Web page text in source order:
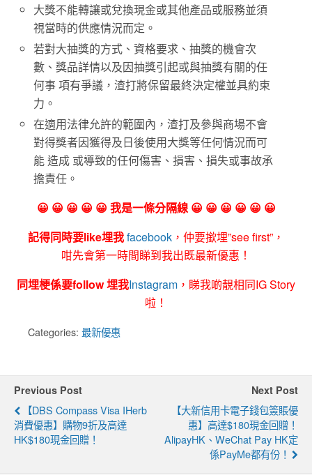
大獎不能轉讓或兌換現金或其他產品或服務並須
視當時的供應情況而定。
若對大抽獎的方式、資格要求、抽獎的機會次
數、獎品詳情以及因抽獎引起或與抽獎有關的任
何事 項有爭議，渣打將保留最終決定權並具約束
力。
在適用法律允許的範圍內，渣打及參與商場不會
對得獎者因獲得及日後使用大獎等任何情況而可
能 造成 或導致的任何傷害、損害、損失或事故承
擔責任。
😀 😀 😀 😀 😀 我是一條分隔線 😀 😀 😀 😀 😀 😀
記得同時要like埋我facebook ，仲要撳埋”see first”，
咁先會第一時間睇到我出既最新優惠！
同埋梗係要follow 埋我Instagram ，睇我啲靚相同IG Story
啦！
Categories: 最新優惠
Previous Post
【DBS Compass Visa IHerb
消費優惠】購物9折及高達
HK$180現金回贈！
Next Post
【大新信用卡電子錢包簽賬優
惠】高達$180現金回贈！
AlipayHK、WeChat Pay HK定
係PayMe都有份！